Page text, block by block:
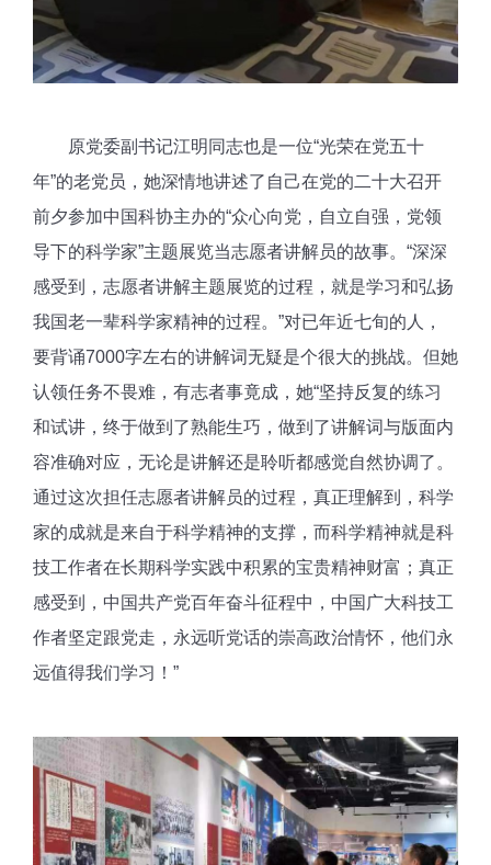
原党委副书记江明同志也是一位“光荣在党五十
年”的老党员，她深情地讲述了自己在党的二十大召开
前夕参加中国科协主办的“众心向党，自立自强，党领
导下的科学家”主题展览当志愿者讲解员的故事。“深深
感受到，志愿者讲解主题展览的过程，就是学习和弘扬
我国老一辈科学家精神的过程。”对已年近七旬的人，
要背诵7000字左右的讲解词无疑是个很大的挑战。但她
认领任务不畏难，有志者事竟成，她“坚持反复的练习
和试讲，终于做到了熟能生巧，做到了讲解词与版面内
容准确对应，无论是讲解还是聆听都感觉自然协调了。
通过这次担任志愿者讲解员的过程，真正理解到，科学
家的成就是来自于科学精神的支撑，而科学精神就是科
技工作者在长期科学实践中积累的宝贵精神财富；真正
感受到，中国共产党百年奋斗征程中，中国广大科技工
作者坚定跟党走，永远听党话的崇高政治情怀，他们永
远值得我们学习！”